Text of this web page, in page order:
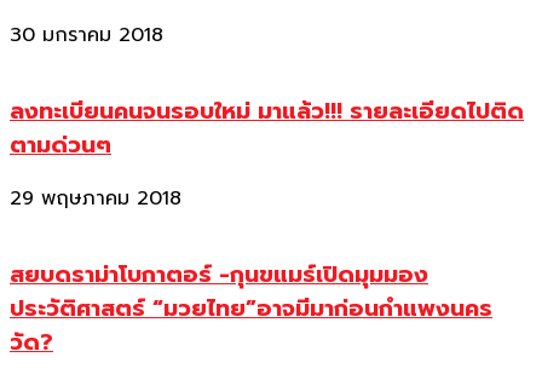
30 มกราคม 2018
ลงทะเบียนคนจนรอบใหม่ มาแล้ว!!! รายละเอียดไปติด
ตามด่วนๆ
29 พฤษภาคม 2018
สยบดราม่าโบกาตอร์ -กุนขแมร์เปิดมุมมอง
ประวัติศาสตร์ “มวยไทย”อาจมีมาก่อนกำแพงนคร
วัด?